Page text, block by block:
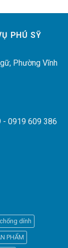
PHÚ SỸ
Phường Vĩnh
- 0919 609 386
dính
PHẨM